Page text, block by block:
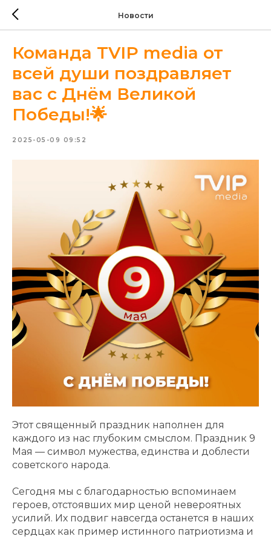
Новости
Команда TVIP media от
всей души поздравляет
вас с Днём Великой
Победы!🌟
2025-05-09 09:52
Этот священный праздник наполнен для
каждого из нас глубоким смыслом. Праздник 9
Мая — символ мужества, единства и доблести
советского народа.
Сегодня мы с благодарностью вспоминаем
героев, отстоявших мир ценой невероятных
усилий. Их подвиг навсегда останется в наших
сердцах как пример истинного патриотизма и